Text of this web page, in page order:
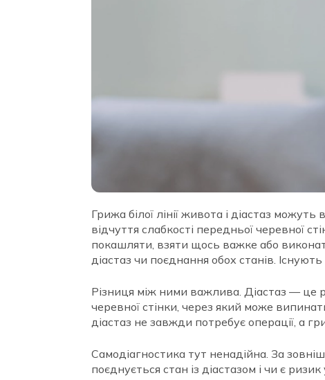
Грижа білої лінії живота і діастаз
відчуття слабкості передньої черевної
покашляти, взяти щось важке або
діастаз чи поєднання обох станів.
Різниця між ними важлива. Діастаз — це
черевної стінки, через який може
діастаз не завжди потребує операції, а
Самодіагностика тут ненадійна. За
поєднується стан із діастазом і чи є